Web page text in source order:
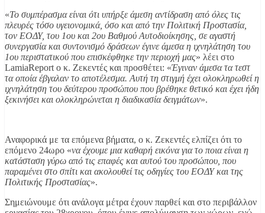
«Το συμπέρασμα είναι ότι υπήρξε άμεση αντίδραση από όλες τις
πλευρές τόσο υγειονομικά, όσο και από την Πολιτική Προστασία,
τον ΕΟΔΥ, του 1ου και 2ου Βαθμού Αυτοδιοίκησης, σε αγαστή
συνεργασία και συντονισμό δράσεων έγινε άμεσα η ιχνηλάτηση του
1ου περιστατικού που επισκέφθηκε την περιοχή μας» λέει στο
LamiaReport ο κ. Ζεκεντές και προσθέτει: «Έγιναν άμεσα τα τεστ
τα οποία έβγαλαν το αποτέλεσμα. Αυτή τη στιγμή έχει ολοκληρωθεί η
ιχνηλάτηση του δεύτερου προσώπου που βρέθηκε θετικό και έχει ήδη
ξεκινήσει και ολοκληρώνεται η διαδικασία δειγμάτων».
Αναφορικά με τα επόμενα βήματα, ο κ. Ζεκεντές ελπίζει ότι το
επόμενο 24ωρο «να έχουμε μια καθαρή εικόνα για το ποια είναι η
κατάσταση γύρω από τις επαφές και αυτού του προσώπου, που
παραμένει στο σπίτι και ακολουθεί τις οδηγίες του ΕΟΔΥ και της
Πολιτικής Προστασίας».
Σημειώνουμε ότι ανάλογα μέτρα έχουν παρθεί και στο περιβάλλον